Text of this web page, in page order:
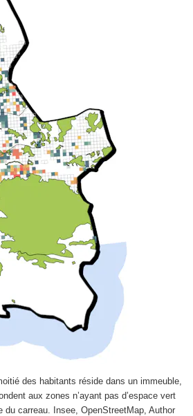
des habitants réside dans un immeuble,
aux zones n’ayant pas d’espace vert
du carreau. Insee, OpenStreetMap,Author